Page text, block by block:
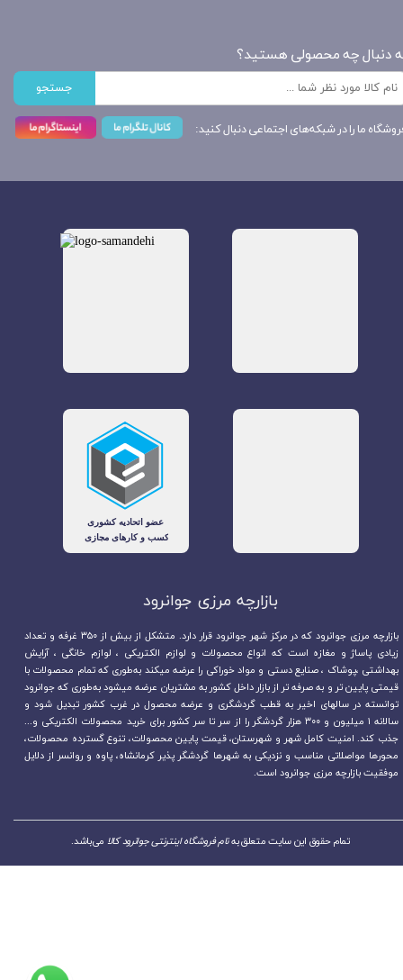
بازارچه مرزی جوانرود​​​​​​​
بازارچه مرزی جوانرود که در مرکز شهر جوانرود قرار دارد. متشکل از بیش از ۳۵۰ غرفه و تعداد
زیادی پاساژ و مغازه است که انواع محصولات و لوازم الکتریکی ، لوازم خانگی ، آرایش
بهداشتی ،پوشاک ، صنایع دستی و مواد خوراکی را عرضه میکند به‌طوری که تمام محصولات با
قیمتی پایین تر و به صرفه تر از بازار داخل کشور به مشتریان عرضه میشود به‌طوری که جوانرود
توانسته در سالهای اخیر به قطب گردشگری و عرضه محصول در غرب کشور تبدیل شود و
سالانه ۱ میلیون و ۳۰۰ هزار گردشگر را از سر تا سر کشور برای خرید محصولات الکتریکی و...
جذب کند. امنیت کامل شهر و شهرستان، قیمت پایین محصولات، تنوع گسترده محصولات،
محورها مواصلاتی مناسب و نزدیکی به شهرها گردشگر پذیر کرمانشاه، پاوه و روانسر از دلایل
موفقیت بازارچه مرزی جوانرود است.
تمام حقوق این سایت متعلق بهنام فروشگاه اینترنتی جوانرود کالا می‌باشد.
دنبال چه محصولی هستید؟
جستجو
ما را در شبکه‌های اجتماعی دنبال کنید: